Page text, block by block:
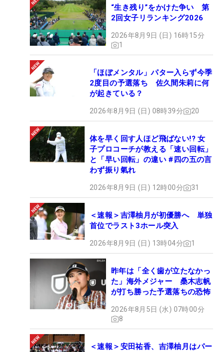
“生き残り”をかけた争い 第
2回女子リランキング2026
2026年8月9日 (日) 16時15分
1
「ほぼメンタル」パター入らず今季
2度目の予選落ち 佐久間朱莉に何
が起きている？
2026年8月9日 (日) 08時39分 20
体を早く回す人ほど飛ばない!? 女
子プロコーチが教える「速い回転」
と「早い回転」の違い #四の五の言
わず振り氣れ
2026年8月9日 (日) 12時00分 31
＜速報＞吉澤柚月が初優勝へ 単独
首位でラスト3ホール突入
2026年8月9日 (日) 13時04分 1
昨年は「全く歯が立たなかっ
た」海外メジャー 桑木志帆
が打ち勝った予選落ちの恐怖
2026年8月5日 (水) 07時00分
8
＜速報＞安田祐香、吉澤柚月はパー